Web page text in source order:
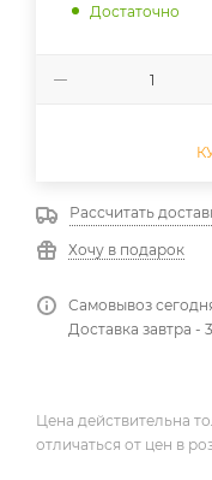
Достаточно
Рассчитать
Хочу в подарок
Самовывоз
Доставка завтра -
Цена действительна
отличаться от цен в